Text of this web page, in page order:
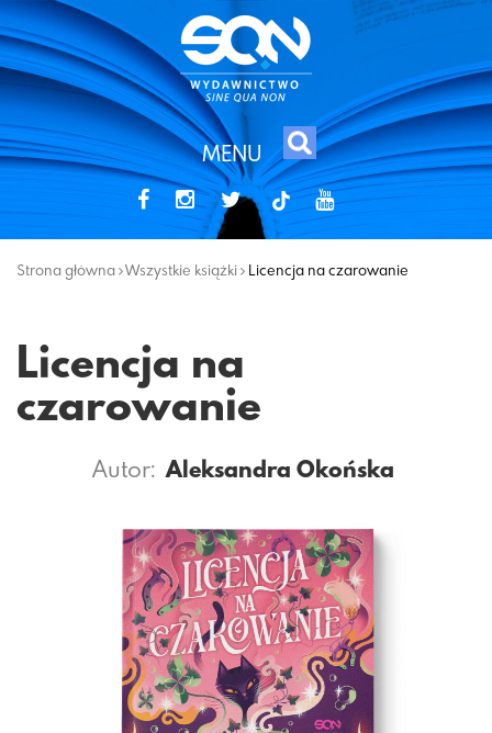
MENU
tiktok
Strona główna Wszystkie książki Licencja na czarowanie
Licencja na
czarowanie
Autor: Aleksandra Okońska